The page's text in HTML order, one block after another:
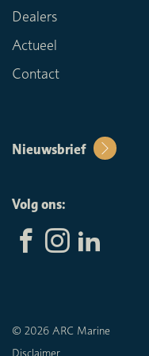
Dealers
Actueel
Contact
Nieuwsbrief
Volg ons:
© 2026 ARC Marine
Disclaimer